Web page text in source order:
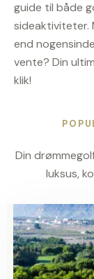
guide til både
sideaktiviteter.
end
vente? Din
klik!
Din
luksus,